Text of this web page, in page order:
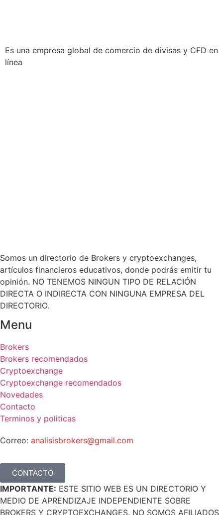
Es una empresa global de comercio de divisas y CFD en
línea
Somos un directorio de Brokers y cryptoexchanges,
artículos financieros educativos, donde podrás emitir tu
opinión. NO TENEMOS NINGUN TIPO DE RELACIÓN
DIRECTA O INDIRECTA CON NINGUNA EMPRESA DEL
DIRECTORIO.
Menu
Brokers
Brokers recomendados
Cryptoexchange
Cryptoexchange recomendados
Novedades
Contacto
Terminos y politicas
Correo: analisisbrokers@gmail.com
CONTACTO
IMPORTANTE: ESTE SITIO WEB ES UN DIRECTORIO Y
MEDIO DE APRENDIZAJE INDEPENDIENTE SOBRE
BROKERS Y CRYPTOEXCHANGES. NO SOMOS AFILIADOS